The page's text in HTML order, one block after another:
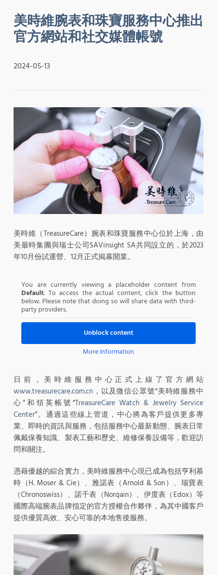
美時維腕表和珠寶服務中心推出
官方網站和社交媒體帳號
2024-05-13
美時維（TreasureCare）腕表和珠寶服務中心位於上海，由
美最時集團與瑞士公司SAVinsight SA共同設立的，於2023
年10月份試運營、12月正式揭幕開業。
You are currently viewing a placeholder content from
Default. To access the actual content, click the button
below. Please note that doing so will share data with third-
party providers.
Unblock content
More Information
日前，美時維服務中心正式上線了官方網站
www.treasurecare.com.cn ，以及微信公眾號“美時維服務中
心”和領英帳號“TreasureCare Watch & Jewelry Service
Center”。通過這些線上管道，中心將為客戶提供更多專
業、即時的資訊與服務，包括服務中心最新動態、腕表日常
佩戴保養知識、製表工藝和歷史、維修保養設備等，歡迎訪
問和關注。
憑藉優越的綜合實力，美時維服務中心現已成為包括亨利慕
時（H. Moser & Cie）、雅諾表（Arnold & Son）、瑞寶表
（Chronoswiss）、諾千表（Norqain）、伊度表（Edox）等
國際高端腕表品牌指定的官方授權合作夥伴，為其中國客戶
提供優質高效、安心可靠的本地售後服務。